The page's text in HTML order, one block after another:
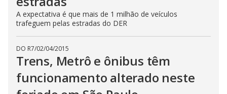
A expectativa é que mais de 1 milhão de veículos
trafeguem pelas estradas do DER
DO R7/02/04/2015
Trens, Metrô e ônibus têm
funcionamento alterado neste